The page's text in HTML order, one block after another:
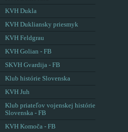
KVH Dukla
KVH Dukliansky priesmyk
KVH Feldgrau
KVH Golian - FB
SKVH Gvardija - FB
Klub histórie Slovenska
KVH Juh
Klub priateľov vojenskej histórie
Slovenska - FB
KVH Komoča - FB